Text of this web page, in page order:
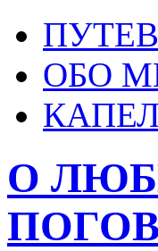
ОБО
О